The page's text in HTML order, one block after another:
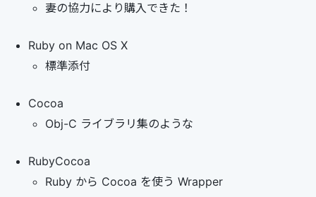
妻の協力により購入できた！
Ruby on Mac OS X
標準添付
Cocoa
Obj-C ライブラリ集のような
RubyCocoa
Ruby から Cocoa を使う Wrapper